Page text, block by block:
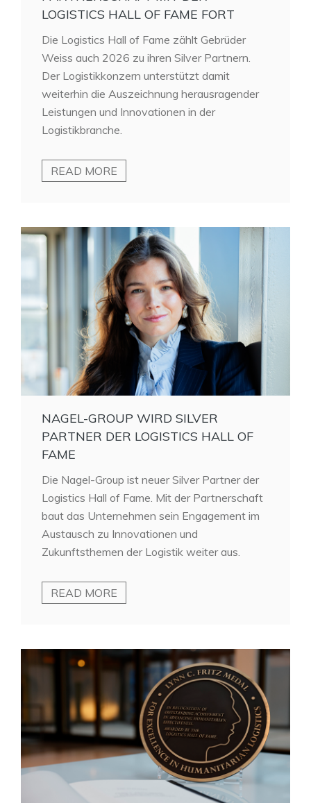
LOGISTICS HALL OF FAME FORT
Die Logistics Hall of Fame zählt Gebrüder
Weiss auch 2026 zu ihren Silver Partnern.
Der Logistikkonzern unterstützt damit
weiterhin die Auszeichnung herausragender
Leistungen und Innovationen in der
Logistikbranche.
READ MORE
NAGEL-GROUP WIRD SILVER
PARTNER DER LOGISTICS HALL OF
FAME
Die Nagel-Group ist neuer Silver Partner der
Logistics Hall of Fame. Mit der Partnerschaft
baut das Unternehmen sein Engagement im
Austausch zu Innovationen und
Zukunftsthemen der Logistik weiter aus.
READ MORE